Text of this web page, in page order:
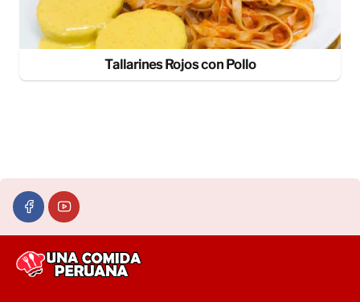
Tallarines Rojos con Pollo